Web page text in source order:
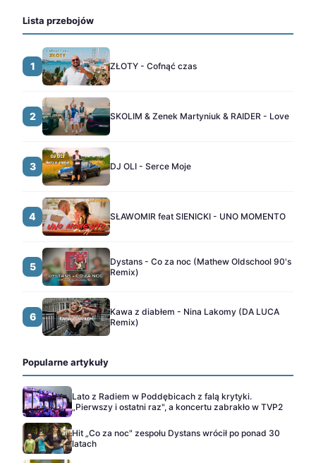
Lista przebojów
1 ZŁOTY - Cofnąć czas
2 SKOLIM & Zenek Martyniuk & RAIDER - Love
3 DJ OLI - Serce Moje
4 SŁAWOMIR feat SIENICKI - UNO MOMENTO
5
Dystans - Co za noc (Mathew Oldschool 90's
Remix)
6
Kawa z diabłem - Nina Lakomy (DA LUCA
Remix)
Popularne artykuły
Lato z Radiem w Poddębicach z falą krytyki.
„Pierwszy i ostatni raz", a koncertu zabrakło w TVP2
Hit „Co za noc" zespołu Dystans wrócił po ponad 30
latach